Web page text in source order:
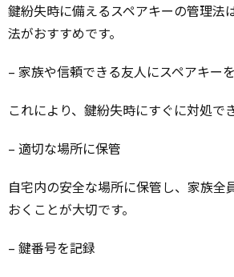
鍵紛失時に備えるスペアキーの管理法
法がおすすめです。
– 家族や信頼できる友人にスペアキー
これにより、鍵紛失時にすぐに対処で
– 適切な場所に保管
自宅内の安全な場所に保管し、家族全
おくことが大切です。
– 鍵番号を記録